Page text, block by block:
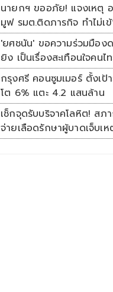
นายกฯ ขออภัย! แจงเหตุ
มูฟ รมต.ติดภารกิจ ทำไม่เ
คุยหาทางออก
'ยศชนัน' ขอความร่วมมือง
ยิง เป็นเรื่องสะเทือนใจคนไ
กรุงศรี คอนซูมเมอร์ ตั้งเป้
โต 6% แตะ 4.2 แสนล้าน
เช็กจุดรับบริจาคโลหิต! สภ
จ่ายเลือดรักษาผู้บาดเจ็บเ
148 ยูนิต